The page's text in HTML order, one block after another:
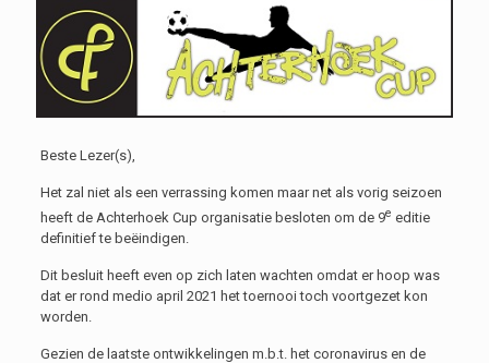
Beste Lezer(s),
Het zal niet als een verrassing komen maar net als vorig seizoen
heeft de Achterhoek Cup organisatie besloten om de 9e editie
definitief te beëindigen.
Dit besluit heeft even op zich laten wachten omdat er hoop was
dat er rond medio april 2021 het toernooi toch voortgezet kon
worden.
Gezien de laatste ontwikkelingen m.b.t. het coronavirus en de